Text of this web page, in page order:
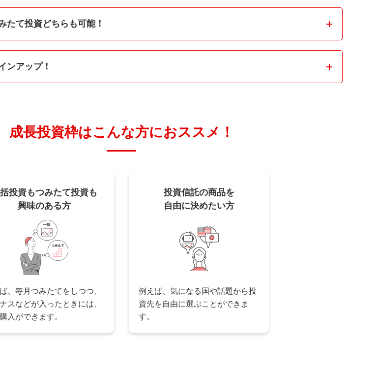
から得られた利益に対する税率は約20％。成長投資枠なら、毎年240万円を非課税投資枠
利益が非課税に。非課税期間は無期限！
たて投資どちら も可能！
の非課税投資枠を上限とし、最大1,200万円までの投資から得た利益が非課税となります。
タイミングで、240万円を一括で投資することも、つみたて投資（毎月一定額を自動的に購
ンアップ！
一定のデリバティブ取引が用いられていないこと
成長投資枠はこんな方におススメ！
投資もつみたて投資も
興味のある方
、毎月つみたてをしつつ、
スなどが入ったときには、
入ができます。
投資信託の商品を
自由に決めたい方
例えば、気になる国や話題から投
資先を自由に選ぶことができま
す。